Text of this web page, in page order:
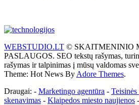
WEBSTUDIO.LT © SKAITMENINIO
PASLAUGOS. SEO tekstų rašymas,
rašymas ir talpinimas į mūsų valdomas
Theme: Hot News By Adore Themes.
Draugai: - Marketingo agentūra -
skenavimas - Klaipedos miesto naujienos -